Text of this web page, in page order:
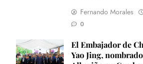
Fernando Morales
0
El Embajador de
Yao Jing,